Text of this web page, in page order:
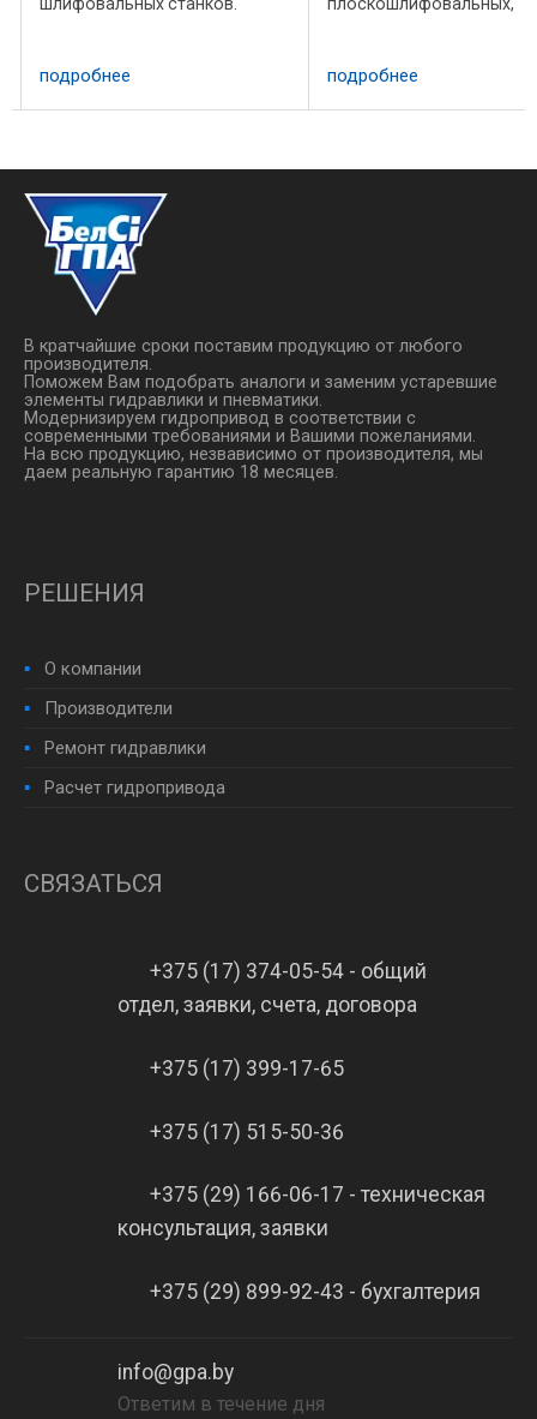
шлифовальных станков.
205 205 M 65 65 60 N 145 145
150 A 398 398 398 B 100 120
167 D φ11 φ11 ...
подробнее
плоскошлифовальных,
круглошлифовальных ,
хонинговальных ,
резьбошлифовальных,
подробнее
В кратчайшие сроки поставим продукцию от любого
производителя.
Поможем Вам подобрать аналоги и заменим устаревшие
элементы гидравлики и пневматики.
Модернизируем гидропривод в соответствии с
современными требованиями и Вашими пожеланиями.
На всю продукцию, незвависимо от производителя, мы
даем реальную гарантию 18 месяцев.
РЕШЕНИЯ
О компании
Производители
Ремонт гидравлики
Расчет гидропривода
СВЯЗАТЬСЯ
+375 (17) 374-05-54 - общий
отдел, заявки, счета, договора
+375 (17) 399-17-65
+375 (17) 515-50-36
+375 (29) 166-06-17 - техническая
консультация, заявки
+375 (29) 899-92-43 - бухгалтерия
info@gpa.by
Ответим в течение дня